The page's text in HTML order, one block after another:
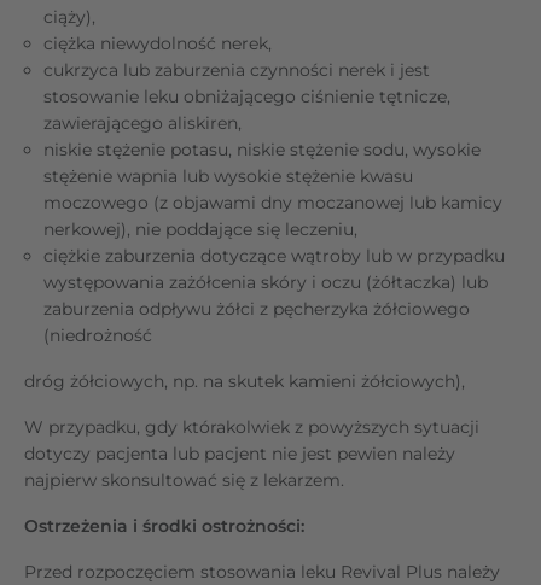
ciąży),
ciężka niewydolność nerek,
cukrzyca lub zaburzenia czynności nerek i jest
stosowanie leku obniżającego ciśnienie tętnicze,
zawierającego aliskiren,
niskie stężenie potasu, niskie stężenie sodu, wysokie
stężenie wapnia lub wysokie stężenie kwasu
moczowego (z objawami dny moczanowej lub kamicy
nerkowej), nie poddające się leczeniu,
ciężkie zaburzenia dotyczące wątroby lub w przypadku
występowania zażółcenia skóry i oczu (żółtaczka) lub
zaburzenia odpływu żółci z pęcherzyka żółciowego
(niedrożność
dróg żółciowych, np. na skutek kamieni żółciowych),
W przypadku, gdy którakolwiek z powyższych sytuacji
dotyczy pacjenta lub pacjent nie jest pewien należy
najpierw skonsultować się z lekarzem.
Ostrzeżenia i środki ostrożności:
Przed rozpoczęciem stosowania leku Revival Plus należy